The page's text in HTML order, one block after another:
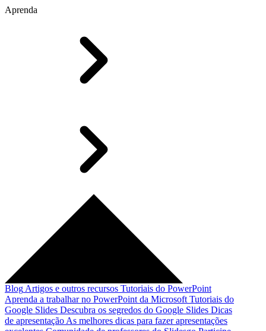
Aprenda
Blog Artigos e outros recursos Tutoriais do PowerPoint
Aprenda a trabalhar no PowerPoint da Microsoft Tutoriais do
Google Slides Descubra os segredos do Google Slides Dicas
de apresentação As melhores dicas para fazer apresentações